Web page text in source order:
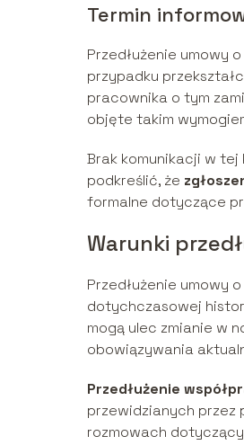
Termin
Przedłużenie umowy
przypadku
pracownika o tym
objęte takim
Brak komunikacji w
podkreślić, że
formalne dotyczące
Warunki
Przedłużenie umowy
dotychczasowej
mogą ulec zmianie w
obowiązywania
Przedłużenie
przewidzianych przez
rozmowach